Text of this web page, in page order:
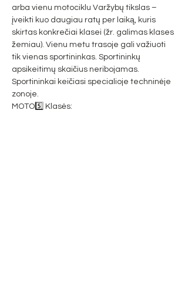
arba vienu motociklu Varžybų tikslas –
įveikti kuo daugiau ratų per laiką, kuris
skirtas konkrečiai klasei (žr. galimas klases
žemiau). Vienu metu trasoje gali važiuoti
tik vienas sportininkas. Sportininkų
apsikeitimų skaičius neribojamas.
Sportininkai keičiasi specialioje techninėje
zonoje.
MOTO5️⃣ Klasės: